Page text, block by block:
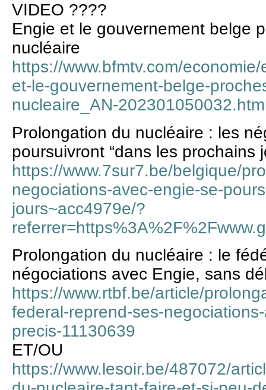
VIDEO ????
Engie et le gouvernement belge
nucléaire
https://www.bfmtv.com/
et-le-gouvernement-belge-
nucleaire_AN-
Prolongation du nucléaire : les
poursuivront “dans les prochains
https://www.7sur7.be/belgique/
negociations-avec-engie-se-
jours~acc4979e/?
Prolongation du nucléaire : le
négociations avec Engie, sans
https://www.rtbf.be/article/
federal-reprend-ses-
precis-11130639
ET/OU
https://www.lesoir.be/487072/